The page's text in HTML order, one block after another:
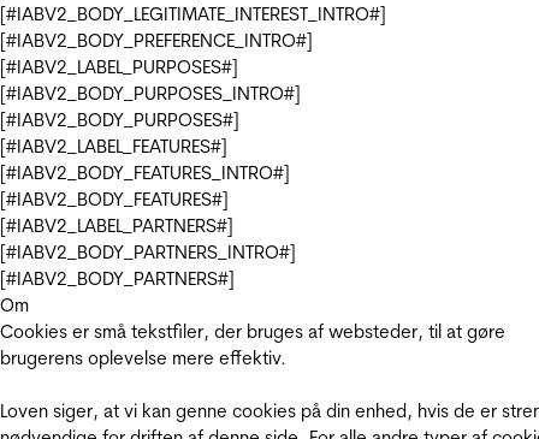
[#IABV2_BODY_LEGITIMATE_INTEREST_INTRO#]
[#IABV2_BODY_PREFERENCE_INTRO#]
[#IABV2_LABEL_PURPOSES#]
[#IABV2_BODY_PURPOSES_INTRO#]
[#IABV2_BODY_PURPOSES#]
[#IABV2_LABEL_FEATURES#]
[#IABV2_BODY_FEATURES_INTRO#]
[#IABV2_BODY_FEATURES#]
[#IABV2_LABEL_PARTNERS#]
[#IABV2_BODY_PARTNERS_INTRO#]
[#IABV2_BODY_PARTNERS#]
Om
Cookies er små tekstfiler, der bruges af websteder, til at gøre
brugerens oplevelse mere effektiv.
Loven siger, at vi kan genne cookies på din enhed, hvis de er